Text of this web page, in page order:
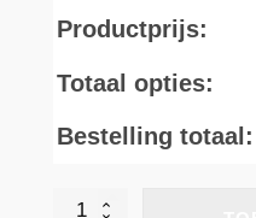
Productprijs:
Totaal opties:
Bestelling totaal:
RU208M